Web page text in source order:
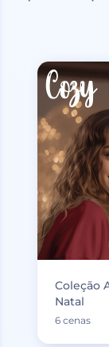
Coleção
Natal
6 cenas